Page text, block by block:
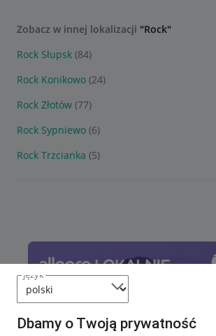
język
Dbamy o Twoją prywatność
Zobacz w innej lokalizacji "Rock"
Rock Słupsk (84)
Rock Konikowo (24)
Rock Złotów (77)
Rock Sypniewo (6)
Rock Trzcianka (5)